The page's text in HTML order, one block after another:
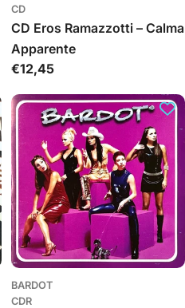
CD
CD Eros Ramazzotti – Calma
Apparente
Įprasta
€12,45
BARDOT
CDR